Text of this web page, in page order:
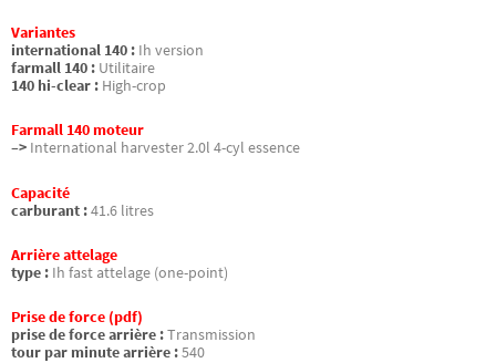
Variantes
international 140 : Ih version
farmall 140 : Utilitaire
140 hi-clear : High-crop
Farmall 140 moteur
–> International harvester 2.0l 4-cyl essence
Capacité
carburant :41.6 litres
Arrière attelage
type : Ih fast attelage (one-point)
Prise de force (pdf)
prise de force arrière :Transmission
tour par minute arrière :540